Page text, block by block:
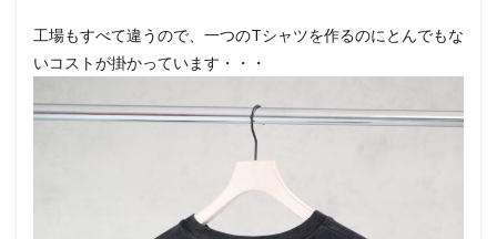
工場もすべて違うので、一つのTシャツを作るのにとんでもな
いコストが掛かっています・・・